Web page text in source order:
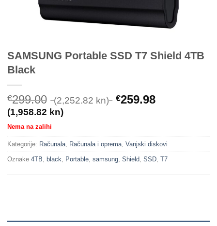
SAMSUNG Portable SSD T7 Shield 4TB
Black
€299.00 (2,252.82 kn) €259.98
(1,958.82 kn)
Nema na zalihi
Kategorije: Računala, Računala i oprema, Vanjski diskovi
Oznake 4TB, black, Portable, samsung, Shield, SSD, T7